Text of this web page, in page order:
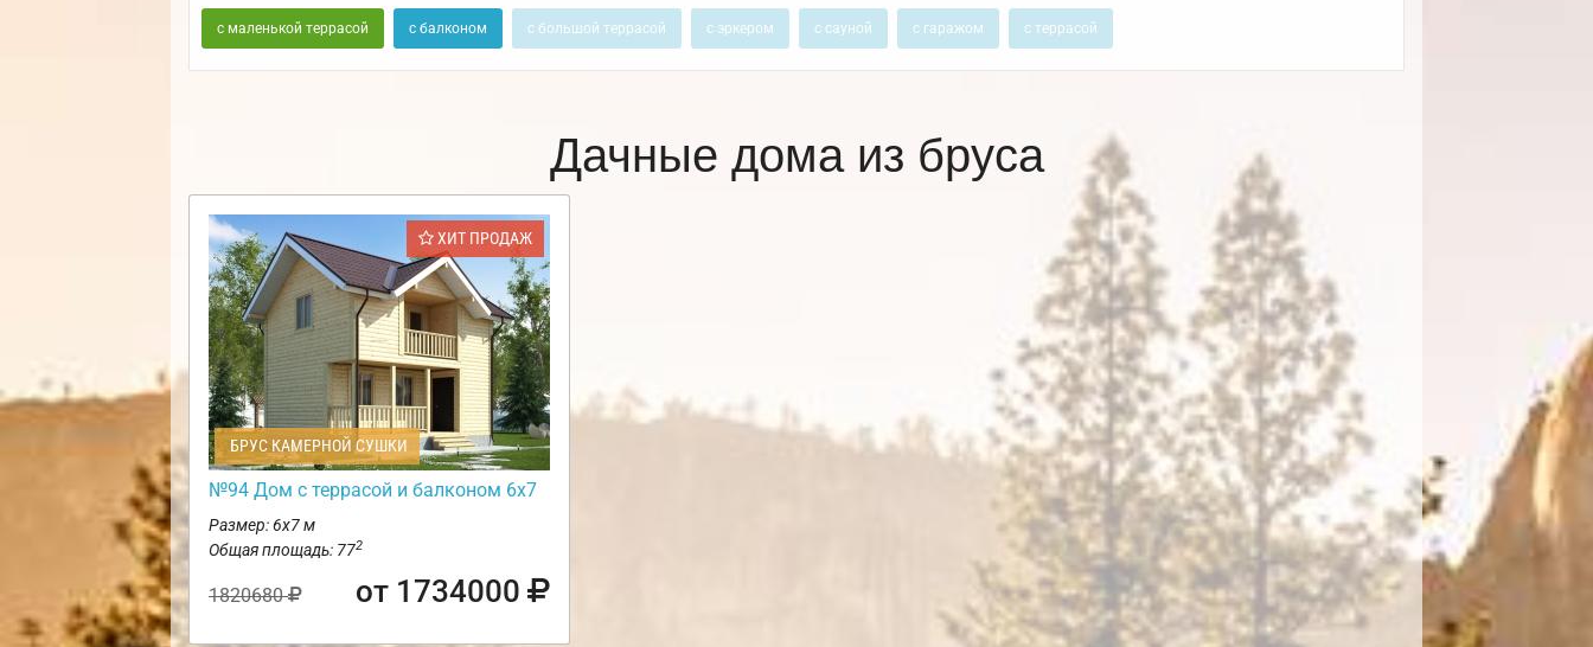
с маленькой террасой с балконом с большой террасой с эркером с сауной с гаражом с террасой
Дачные дома из бруса
ХИТ ПРОДАЖ
БРУС КАМЕРНОЙ СУШКИ
№94 Дом с террасой и балконом 6х7
Размер: 6х7 м
Общая площадь: 772
1820680 от 1734000